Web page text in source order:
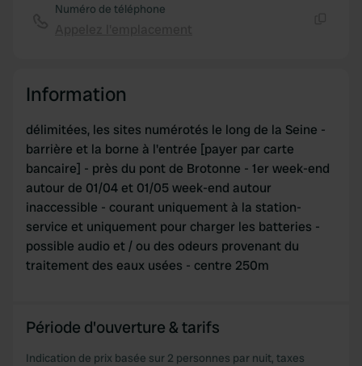
Numéro de téléphone
Information
délimitées, les sites numérotés le long de la Seine -
barrière et la borne à l'entrée [payer par carte
bancaire] - près du pont de Brotonne - 1er week-end
autour de 01/04 et 01/05 week-end autour
inaccessible - courant uniquement à la station-
service et uniquement pour charger les batteries -
possible audio et / ou des odeurs provenant du
traitement des eaux usées - centre 250m
Période d'ouverture & tarifs
Indication de prix basée sur 2 personnes par nuit, taxes